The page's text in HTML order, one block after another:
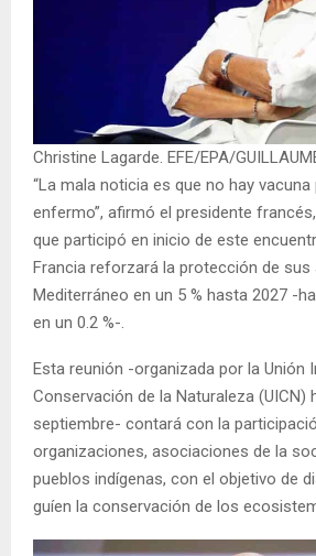
Christine Lagarde. EFE/EPA/
“La mala noticia es que no hay
enfermo”, afirmó el presidente
que participó en inicio de este
Francia reforzará la protección de sus
Mediterráneo en un 5 % hasta 2027 -
en un 0.2 %-.
Esta reunión -organizada por la Unión
Conservación de la Naturaleza (UICN)
septiembre- contará con la
organizaciones, asociaciones de la
pueblos indígenas, con el objetivo de
guíen la conservación de los